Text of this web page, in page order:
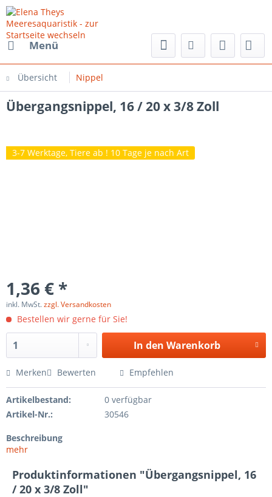
Menü
Übersicht Nippel
Übergangsnippel, 16 / 20 x 3/8 Zoll
3-7 Werktage, Tiere ab ! 10 Tage je nach Art
1,36 € *
inkl. MwSt.zzgl. Versandkosten
Bestellen wir gerne für Sie!
In den Warenkorb
Merken Bewerten Empfehlen
Artikelbestand:
0 verfügbar
Artikel-Nr.:
30546
Beschreibung
mehr
Produktinformationen "Übergangsnippel, 16
/ 20 x 3/8 Zoll"